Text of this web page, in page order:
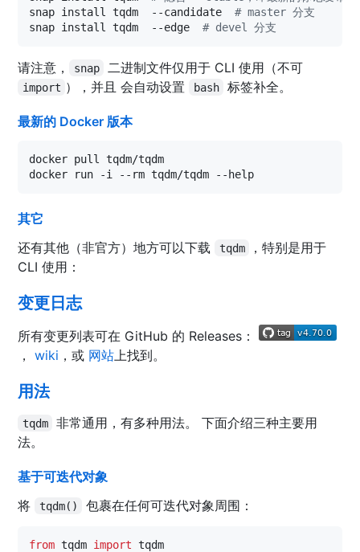
snap install tqdm  --candidate # master 分支
snap install tqdm  --edge # devel 分支
请注意， snap 二进制文件仅用于 CLI 使用（不可
import ），并且 会自动设置 bash 标签补全。
最新的 Docker 版本
docker pull tqdm/tqdm
docker run -i --rm tqdm/tqdm --help
其它
还有其他（非官方）地方可以下载
tqdm
，特别是用于
CLI 使用：
变更日志
所有变更列表可在 GitHub 的 Releases：
，wiki ，或 网站 上找到。
用法
tqdm
非常通用，有多种用法。 下面介绍三种主要用
法。
基于可迭代对象
将
tqdm() 包裹在任何可迭代对象周围：
from tqdm import tqdm